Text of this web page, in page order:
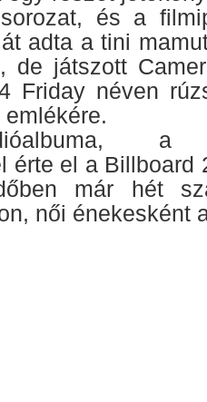
és a
adta a tini
de játszott
Friday néven
érte el a Billboard
már hét
női énekesként